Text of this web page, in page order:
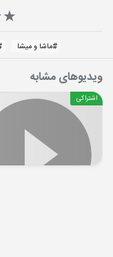
#ماشا و میشا
ویدیوهای مشابه
اشتراکی